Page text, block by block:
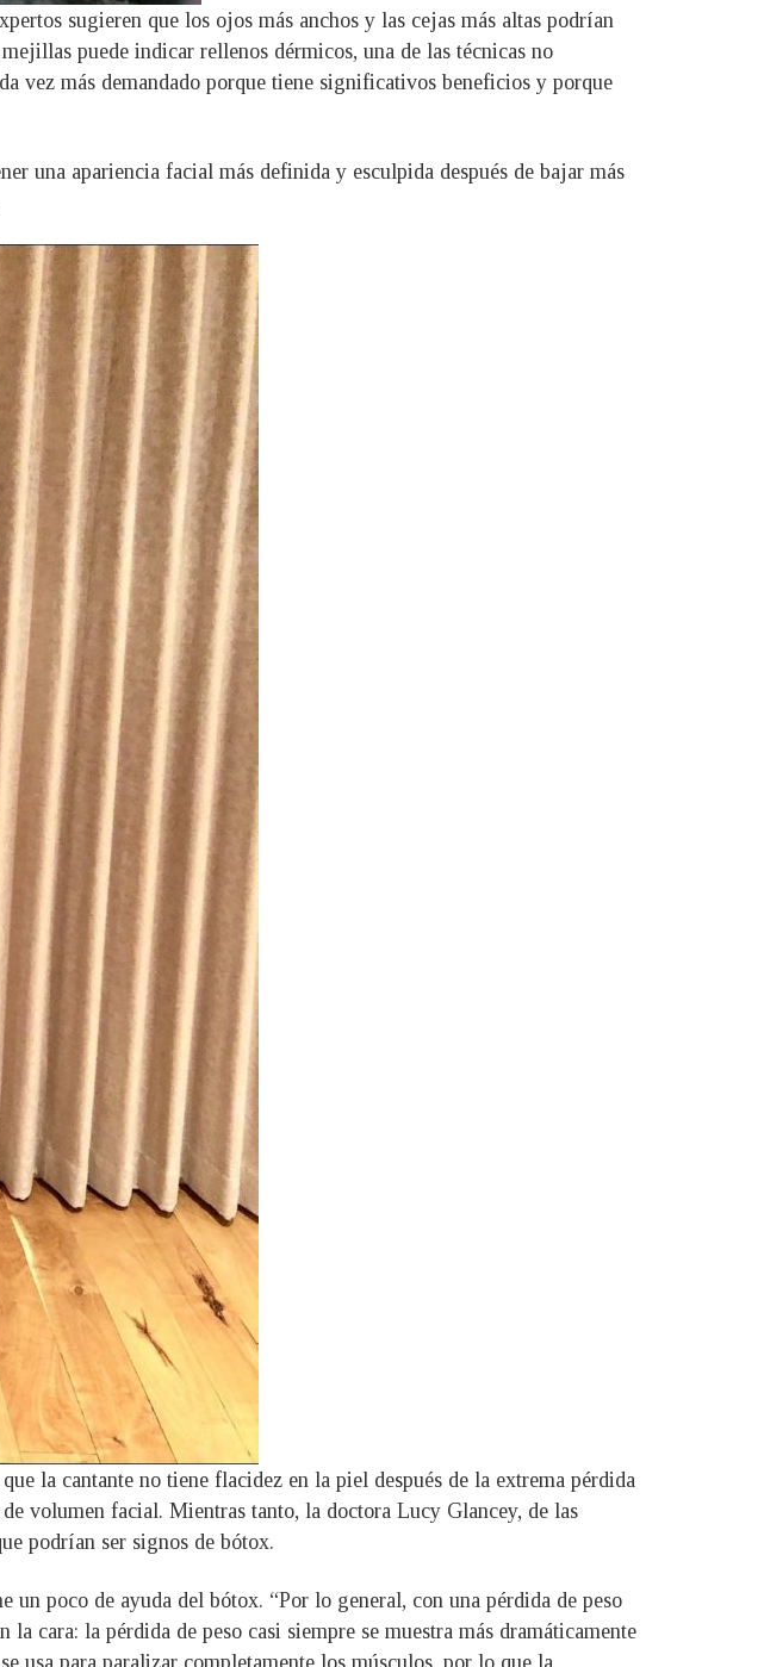
sugieren que los ojos más anchos y las cejas más altas podrían
puede indicar rellenos dérmicos, una de las técnicas no
vez más demandado porque tiene significativos beneficios y porque
una apariencia facial más definida y esculpida después de bajar más
la cantante no tiene flacidez en la piel después de la extrema pérdida
volumen facial. Mientras tanto, la doctora Lucy Glancey, de las
podrían ser signos de bótox.
poco de ayuda del bótox. “Por lo general, con una pérdida de peso
cara: la pérdida de peso casi siempre se muestra más dramáticamente
usa para paralizar completamente los músculos, por lo que la